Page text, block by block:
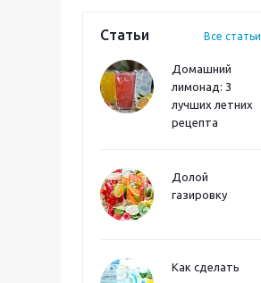
Статьи Все статьи
Домашний
лимонад: 3
лучших летних
рецепта
Долой
газировку
Как сделать